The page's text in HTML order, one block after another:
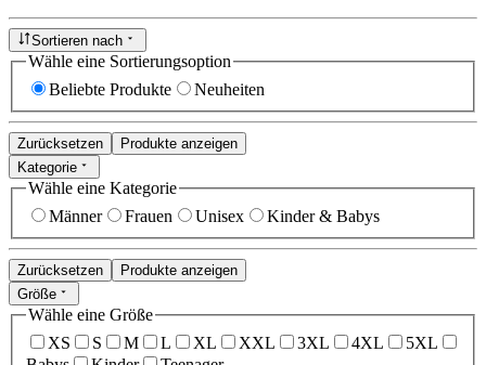
Sortieren nach
Wähle eine Sortierungsoption
Beliebte Produkte
Neuheiten
Zurücksetzen
Produkte anzeigen
Kategorie
Wähle eine Kategorie
Männer
Frauen Unisex Kinder & Babys
Zurücksetzen
Produkte anzeigen
Größe
Wähle eine Größe
XS
S M L XL XXL 3XL 4XL
5XL